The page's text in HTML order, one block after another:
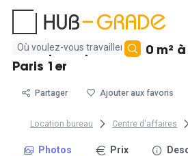
Aucun
résultat
Bel espace privé de 20 m²
Paris 1er
Partager Ajouter aux favoris
Location bureau Centre d'affaires
Photos Prix